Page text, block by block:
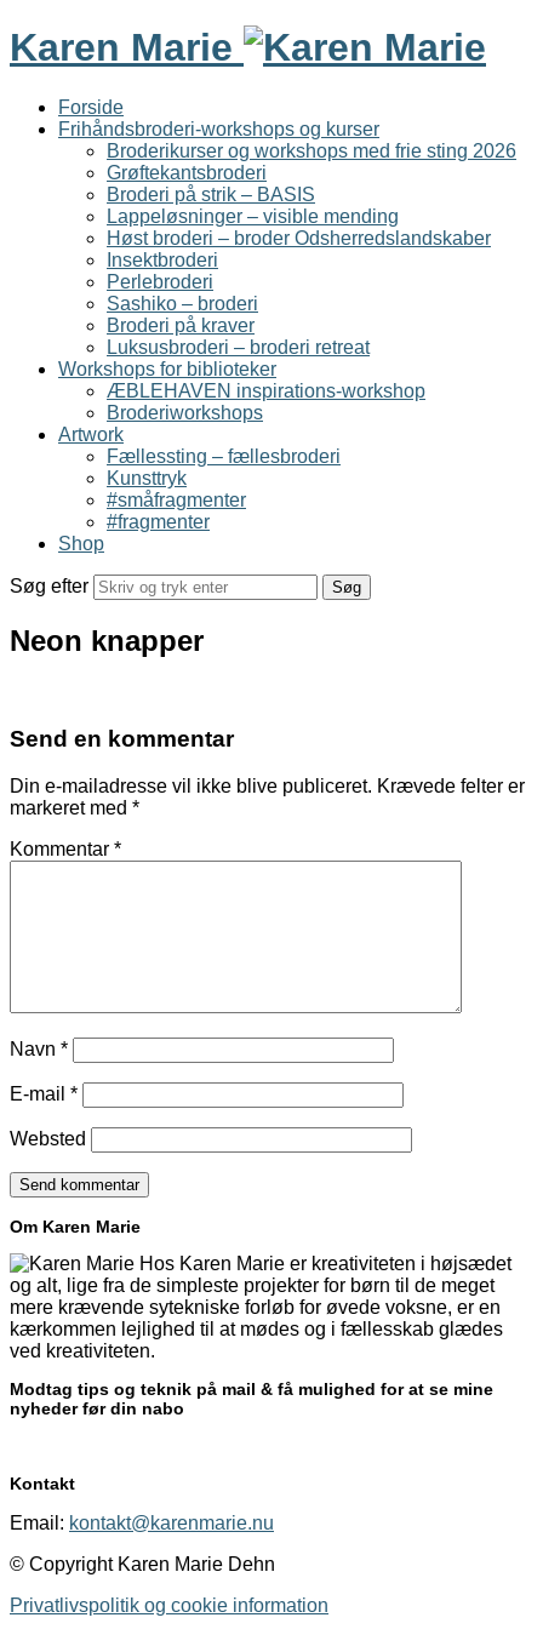
Karen Marie
Forside
Frihåndsbroderi-workshops og kurser
Broderikurser og workshops med frie sting 2026
Grøftekantsbroderi
Broderi på strik – BASIS
Lappeløsninger – visible mending
Høst broderi – broder Odsherredslandskaber
Insektbroderi
Perlebroderi
Sashiko – broderi
Broderi på kraver
Luksusbroderi – broderi retreat
Workshops for biblioteker
ÆBLEHAVEN inspirations-workshop
Broderiworkshops
Artwork
Fællessting – fællesbroderi
Kunsttryk
#småfragmenter
#fragmenter
Shop
Søg efter
Neon knapper
Send en kommentar
Din e-mailadresse vil ikke blive publiceret. Krævede felter er
markeret med *
Kommentar *
Navn *
E-mail *
Websted
Om Karen Marie
Hos Karen Marie er kreativiteten i højsædet
og alt, lige fra de simpleste projekter for børn til de meget
mere krævende sytekniske forløb for øvede voksne, er en
kærkommen lejlighed til at mødes og i fællesskab glædes
ved kreativiteten.
Modtag tips og teknik på mail & få mulighed for at se mine
nyheder før din nabo
Kontakt
Email: kontakt@karenmarie.nu
© Copyright Karen Marie Dehn
Privatlivspolitik og cookie information